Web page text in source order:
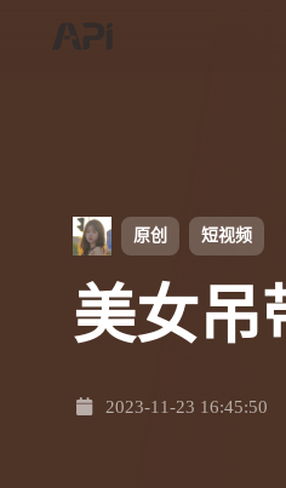
原创 短视频
美女吊
2023-11-23 16:45:50